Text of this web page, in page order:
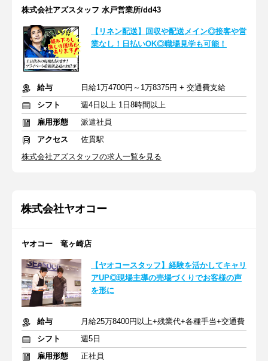
株式会社アズスタッフ 水戸営業所/dd43
【リネン配送】回収や配送メイン◎接客や営
業なし！日払いOK◎職場見学も可能！
給与
日給1万4700円～1万8375円 + 交通費支給
シフト
週4日以上 1日8時間以上
雇用形態
派遣社員
アクセス
佐貫駅
株式会社アズスタッフの求人一覧を見る
株式会社ヤオコー
ヤオコー 竜ヶ崎店
【ヤオコースタッフ】経験を活かしてキャリ
アUP◎現場主導の売場づくりでお客様の声
を形に
給与
月給25万8400円以上+残業代+各種手当+交通費
シフト
週5日
雇用形態
正社員